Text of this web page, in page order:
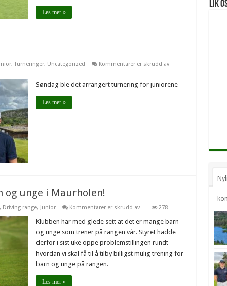
Les mer »
,Turneringer, Uncategorized Kommentarer er skrudd avfor
juniorturnering
Søndag ble det arrangert turnering for juniorene
Les mer »
unge i Maurholen!
Driving range, Junior Kommentarer er skrudd avfor
range-
trening
for
barn
og
unge
278
Klubben har med glede sett at det er mange barn
og unge som trener på rangen vår. Styret hadde
derfor i sist uke oppe problemstillingen rundt
hvordan vi skal få til å tilby billigst mulig trening for
barn og unge på rangen.
Les mer »
Lik